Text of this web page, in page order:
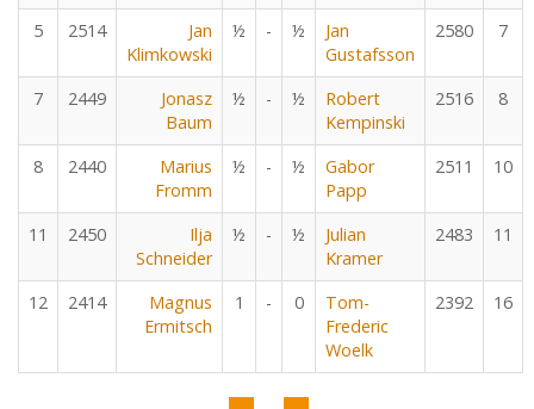
5 2514
Jan
Klimkowski
½ - ½
Jan
Gustafsson
2580 7
7 2449
Jonasz
Baum
½ - ½
Robert
Kempinski
2516 8
8 2440
Marius
Fromm
½ - ½
Gabor
Papp
2511 10
11 2450
Ilja
Schneider
½ - ½
Julian
Kramer
2483 11
12 2414
Magnus
Ermitsch
1 - 0
Tom-
Frederic
Woelk
2392 16